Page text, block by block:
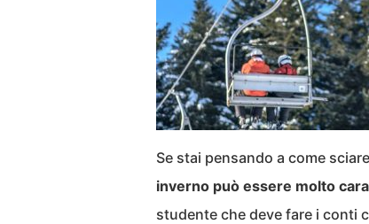
Se stai pensando a come
inverno può essere molto cara
studente che deve fare i conti